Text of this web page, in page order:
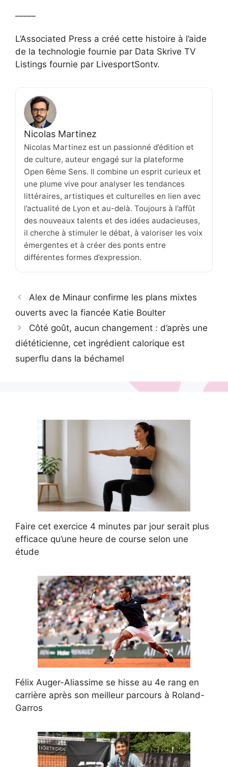
L’Associated Press a créé cette histoire à l’aide
de la technologie fournie par Data Skrive TV
Listings fournie par LivesportSontv.
Nicolas Martinez
Nicolas Martinez est un passionné d’édition et
de culture, auteur engagé sur la plateforme
Open 6ème Sens. Il combine un esprit curieux et
une plume vive pour analyser les tendances
littéraires, artistiques et culturelles en lien avec
l’actualité de Lyon et au-delà. Toujours à l’affût
des nouveaux talents et des idées audacieuses,
il cherche à stimuler le débat, à valoriser les voix
émergentes et à créer des ponts entre
différentes formes d’expression.
Alex de Minaur confirme les plans mixtes
ouverts avec la fiancée Katie Boulter
Côté goût, aucun changement : d’après une
diététicienne, cet ingrédient calorique est
superflu dans la béchamel
Faire cet exercice 4 minutes par jour serait plus
efficace qu’une heure de course selon une
étude
Félix Auger-Aliassime se hisse au 4e rang en
carrière après son meilleur parcours à Roland-
Garros